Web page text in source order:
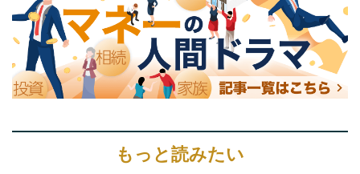
もっと読みたい